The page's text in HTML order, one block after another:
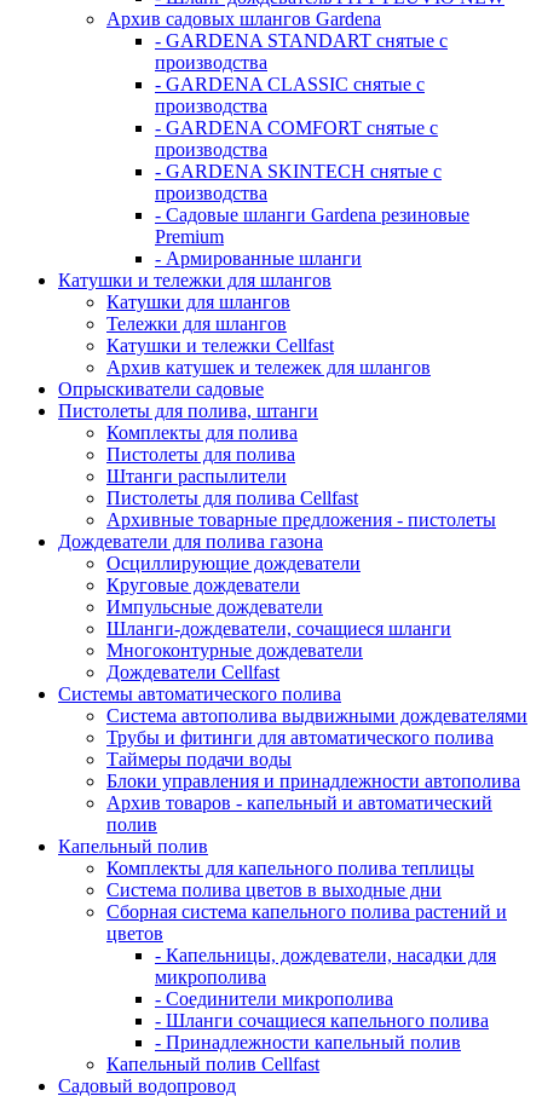
Архив садовых шлангов Gardena
- GARDENA STANDART снятые с
производства
- GARDENA CLASSIC снятые с
производства
- GARDENA COMFORT снятые с
производства
- GARDENA SKINTECH снятые с
производства
- Садовые шланги Gardena резиновые
Premium
- Армированные шланги
Катушки и тележки для шлангов
Катушки для шлангов
Тележки для шлангов
Катушки и тележки Cellfast
Архив катушек и тележек для шлангов
Опрыскиватели садовые
Пистолеты для полива, штанги
Комплекты для полива
Пистолеты для полива
Штанги распылители
Пистолеты для полива Cellfast
Архивные товарные предложения - пистолеты
Дождеватели для полива газона
Осциллирующие дождеватели
Круговые дождеватели
Импульсные дождеватели
Шланги-дождеватели, сочащиеся шланги
Многоконтурные дождеватели
Дождеватели Cellfast
Системы автоматического полива
Система автополива выдвижными дождевателями
Трубы и фитинги для автоматического полива
Таймеры подачи воды
Блоки управления и принадлежности автополива
Архив товаров - капельный и автоматический
полив
Капельный полив
Комплекты для капельного полива теплицы
Система полива цветов в выходные дни
Сборная система капельного полива растений и
цветов
- Капельницы, дождеватели, насадки для
микрополива
- Соединители микрополива
- Шланги сочащиеся капельного полива
- Принадлежности капельный полив
Капельный полив Cellfast
Садовый водопровод